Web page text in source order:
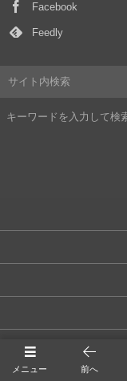
Facebook
Feedly
サイト内検索
メニュー 前へ